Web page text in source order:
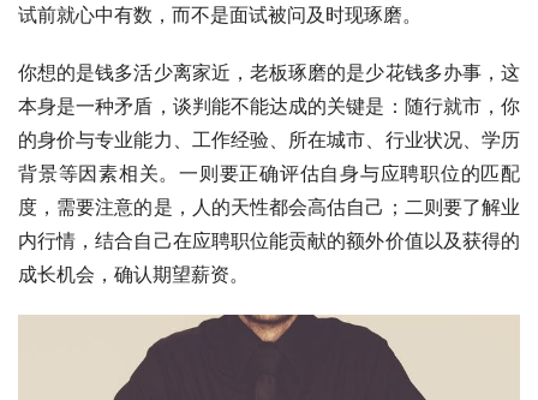
试前就心中有数，而不是面试被问及时现琢磨。
你想的是钱多活少离家近，老板琢磨的是少花钱多办事，这
本身是一种矛盾，谈判能不能达成的关键是：随行就市，你
的身价与专业能力、工作经验、所在城市、行业状况、学历
背景等因素相关。一则要正确评估自身与应聘职位的匹配
度，需要注意的是，人的天性都会高估自己；二则要了解业
内行情，结合自己在应聘职位能贡献的额外价值以及获得的
成长机会，确认期望薪资。